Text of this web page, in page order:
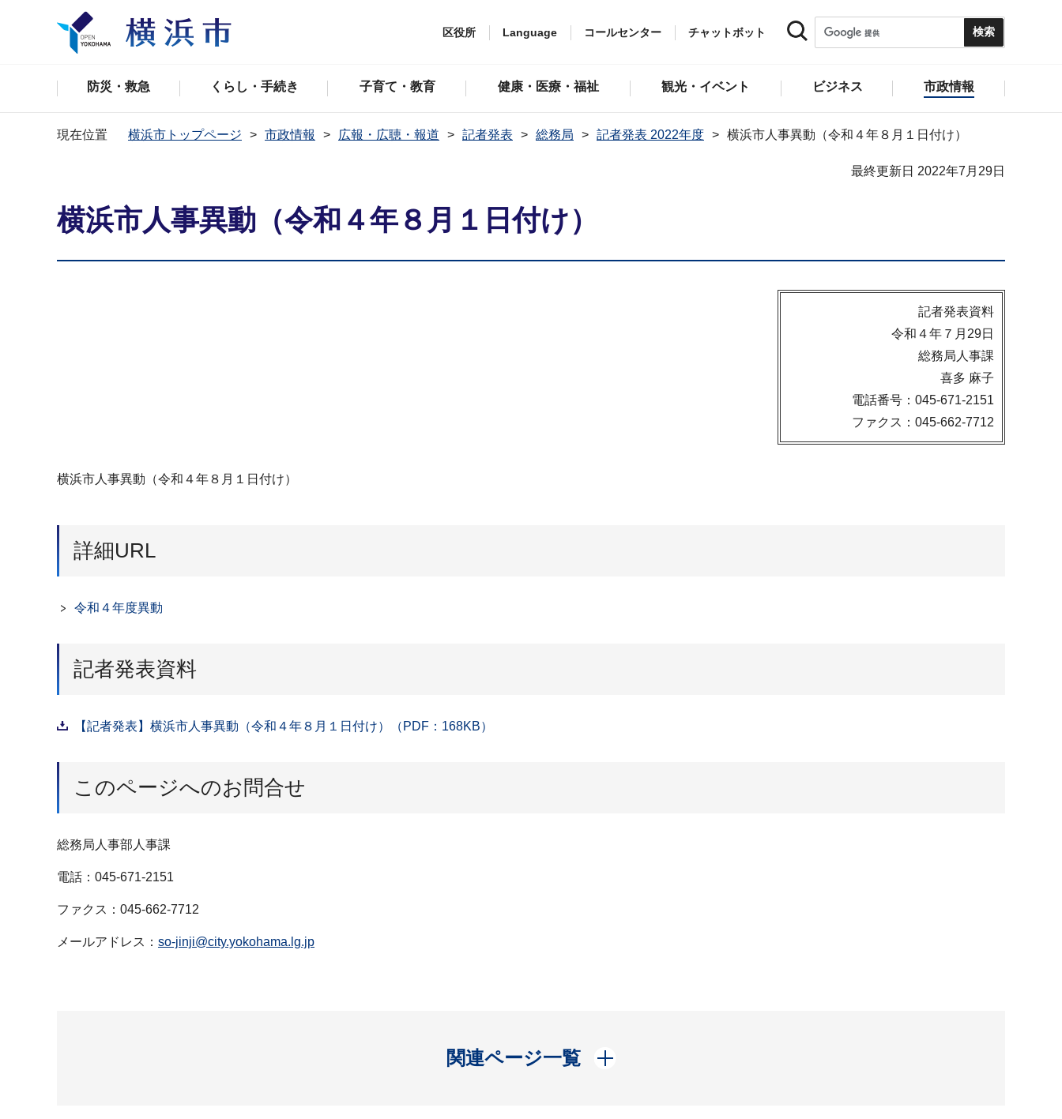
区役所 Language コールセンター チャットボット
防災・救急 くらし・手続き 子育て・教育 健康・医療・福祉 観光・イベント ビジネス 市政情報
現在位置 横浜市トップページ 市政情報 広報・広聴・報道 記者発表 総務局 記者発表 2022年度 横浜市人事異動（令和４年８月１日付け）
最終更新日 2022年7月29日
横浜市人事異動（令和４年８月１日付け）
記者発表資料
令和４年７月29日
総務局人事課
喜多 麻子
電話番号：045-671-2151
ファクス：045-662-7712
横浜市人事異動（令和４年８月１日付け）
詳細URL
令和４年度異動
記者発表資料
【記者発表】横浜市人事異動（令和４年８月１日付け）（PDF：168KB）
このページへのお問合せ
総務局人事部人事課
電話：045-671-2151
ファクス：045-662-7712
メールアドレス： so-jinji@city.yokohama.lg.jp
関連ページ一覧
開く